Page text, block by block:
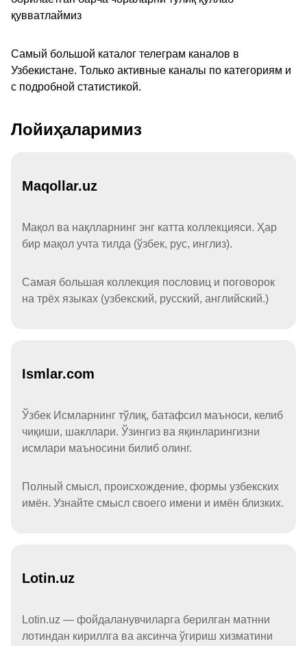
қувватлаймиз
Самый большой каталог телеграм каналов в
Узбекистане. Только активные каналы по категориям и
с подробной статистикой.
Лойиҳаларимиз
Maqollar.uz
Мақол ва нақлларнинг энг катта коллекцияси. Ҳар
бир мақол учта тилда (ўзбек, рус, инглиз).
Самая большая коллекция пословиц и поговорок
на трёх языках (узбекский, русский, английский.)
Ismlar.com
Ўзбек Исмларнинг тўлиқ, батафсил маъноси, келиб
чиқиши, шакллари. Ўзингиз ва яқинларингизни
исмлари маъносини билиб олинг.
Полный смысл, происхождение, формы узбекских
имён. Узнайте смысл своего имени и имён близких.
Lotin.uz
Lotin.uz — фойдаланувчиларга берилган матнни
лотиндан кириллга ва аксинча ўгириш хизматини